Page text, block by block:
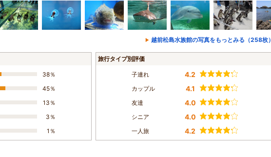
越前松島水族館の写真をもっとみる（258枚）
38％
45％
13％
3％
1％
旅行タイプ別評価
子連れ 4.2
カップル 4.1
友達 4.0
シニア 4.0
一人旅 4.2